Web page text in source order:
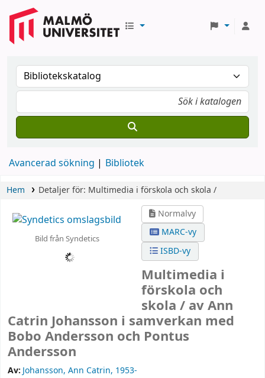
Avancerad sökning Bibliotek
Hem Detaljer för: Multimedia i förskola och skola /
Bild från Syndetics
Normalvy
MARC-vy
ISBD-vy
Multimedia i
förskola och
skola / av Ann
Catrin Johansson i samverkan med
Bobo Andersson och Pontus
Andersson
Av:Johansson, Ann Catrin, 1953-